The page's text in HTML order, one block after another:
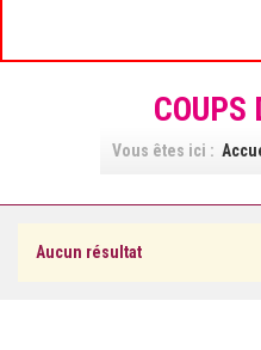
Vous êtes ici :
Aucun résultat